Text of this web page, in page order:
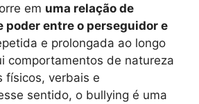
em uma relação de
poder entre o perseguidor e
e prolongada ao longo
comportamentos de natureza
físicos, verbais e
sentido, o bullying é uma